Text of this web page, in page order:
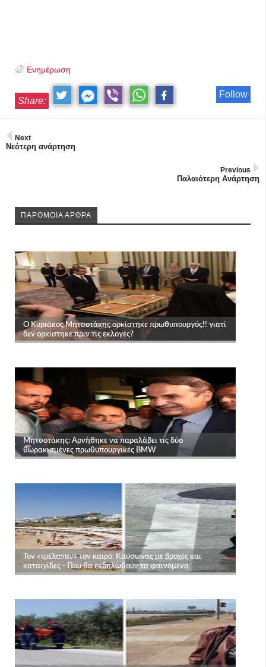
Ενημέρωση
Follow
Share:
Next
Νεότερη ανάρτηση
Previous
Παλαιότερη Ανάρτηση
ΠΑΡΟΜΟΙΑ ΑΡΘΡΑ